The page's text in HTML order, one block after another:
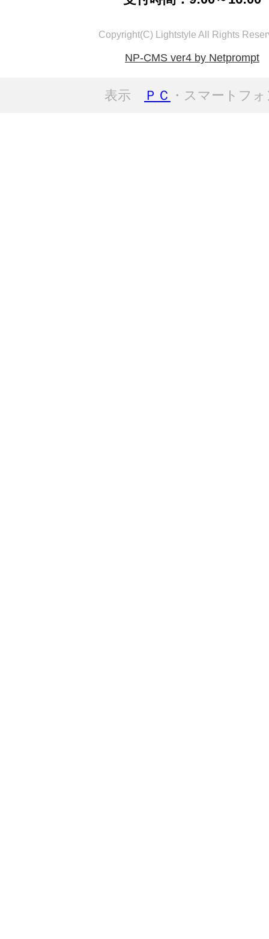
Copyright(C) Lightstyle All Rights
NP-CMS ver4 by Netprompt
表示 ＰＣ ・スマートフ